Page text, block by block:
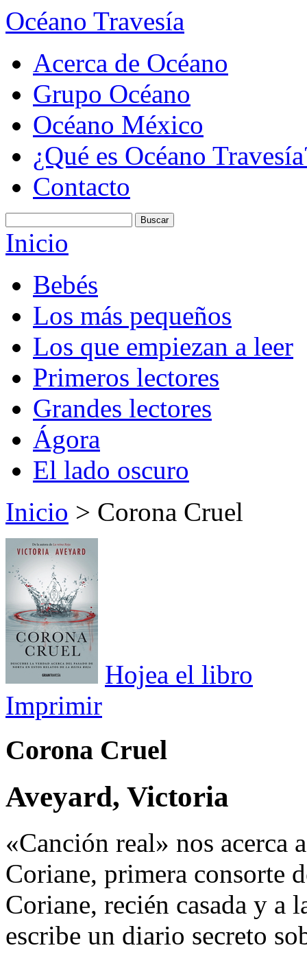
Océano Travesía
Acerca de Océano
Grupo Océano
Océano México
¿Qué es Océano
Contacto
Inicio
Bebés
Los más pequeños
Los que empiezan a leer
Primeros lectores
Grandes lectores
Ágora
El lado oscuro
Inicio > Corona Cruel
Hojea el libro
Imprimir
Corona Cruel
Aveyard, Victoria
«Canción real» nos acerca
Coriane, primera consorte
Coriane, recién casada y a
escribe un diario secreto